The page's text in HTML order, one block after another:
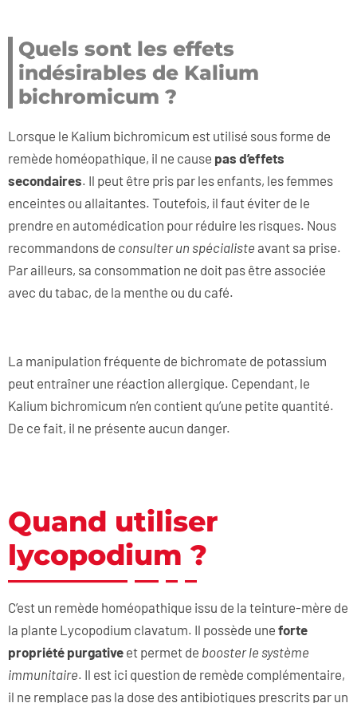
Quels sont les effets
indésirables de Kalium
bichromicum ?
Lorsque le Kalium bichromicum est utilisé sous forme de
remède homéopathique, il ne cause pas d’effets
secondaires. Il peut être pris par les enfants, les femmes
enceintes ou allaitantes. Toutefois, il faut éviter de le
prendre en automédication pour réduire les risques. Nous
recommandons de consulter un spécialiste avant sa prise.
Par ailleurs, sa consommation ne doit pas être associée
avec du tabac, de la menthe ou du café.
La manipulation fréquente de bichromate de potassium
peut entraîner une réaction allergique. Cependant, le
Kalium bichromicum n’en contient qu’une petite quantité.
De ce fait, il ne présente aucun danger.
Quand utiliser
lycopodium ?
C’est un remède homéopathique issu de la teinture-mère de
la plante Lycopodium clavatum. Il possède une forte
propriété purgative et permet de booster le système
immunitaire. Il est ici question de remède complémentaire,
il ne remplace pas la dose des antibiotiques prescrits par un